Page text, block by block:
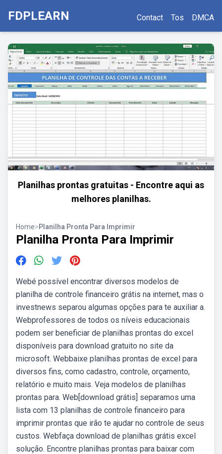
FDPLEARN Contact Tos DMCA
Planilhas prontas gratuitas - Encontre aqui as
melhores planilhas.
Home>Planilha Pronta Para Imprimir
Planilha Pronta Para Imprimir
Webé possível encontrar diversos modelos de
planilha de controle financeiro grátis na internet, mas o
investnews separou algumas opções para te auxiliar a.
Webprofessores de todos os níveis educacionais
podem ser beneficiar de planilhas prontas do excel
disponíveis para download gratuito no site da
microsoft. Webbaixe planilhas prontas de excel para
diversos fins, como cadastro, controle, orçamento,
relatório e muito mais. Veja modelos de planilhas
prontas para. Web[download grátis] separamos uma
lista com 13 planilhas de controle financeiro para
imprimir prontas que irão te ajudar no controle de seus
custos. Webfaça download de planilhas grátis excel
solução. Encontre planilhas prontas para baixar com